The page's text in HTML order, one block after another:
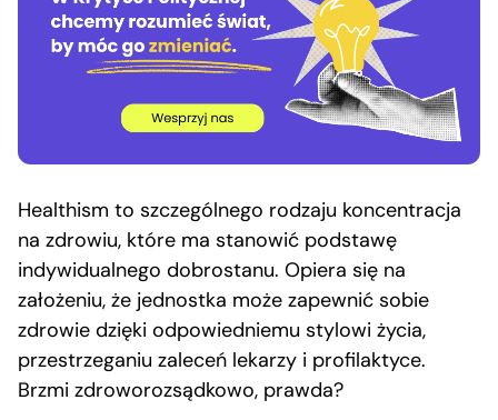
Healthism to szczególnego rodzaju koncentracja
na zdrowiu, które ma stanowić podstawę
indywidualnego dobrostanu. Opiera się na
założeniu, że jednostka może zapewnić sobie
zdrowie dzięki odpowiedniemu stylowi życia,
przestrzeganiu zaleceń lekarzy i profilaktyce.
Brzmi zdroworozsądkowo, prawda?